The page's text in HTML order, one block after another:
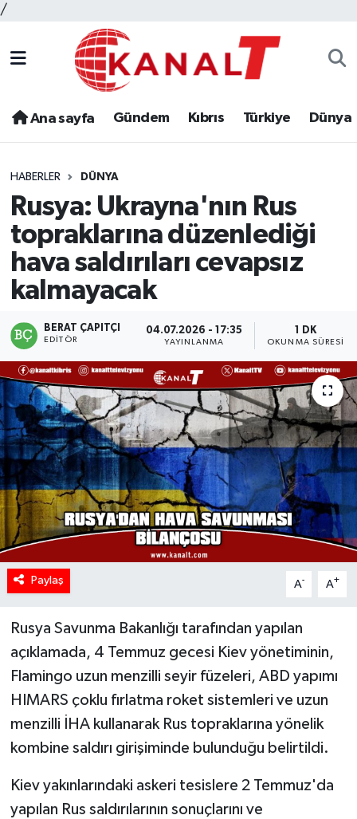
/
Ana sayfa Gündem Kıbrıs Türkiye Dünya
HABERLER DÜNYA
Rusya: Ukrayna'nın Rus
topraklarına düzenlediği
hava saldırıları cevapsız
kalmayacak
BERAT ÇAPITÇI
EDITÖR
04.07.2026 - 17:35
YAYINLANMA
1 DK
OKUNMA SÜRESI
Paylaş A- A+
Rusya Savunma Bakanlığı tarafından yapılan
açıklamada, 4 Temmuz gecesi Kiev yönetiminin,
Flamingo uzun menzilli seyir füzeleri, ABD yapımı
HIMARS çoklu fırlatma roket sistemleri ve uzun
menzilli İHA kullanarak Rus topraklarına yönelik
kombine saldırı girişiminde bulunduğu belirtildi.
Kiev yakınlarındaki askeri tesislere 2 Temmuz'da
yapılan Rus saldırılarının sonuçlarını ve